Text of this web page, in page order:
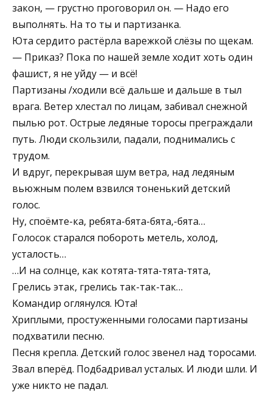
закон, — грустно проговорил он. — Надо его
выполнять. На то ты и партизанка.
Юта сердито растёрла варежкой слёзы по щекам.
— Приказ? Пока по нашей земле ходит хоть один
фашист, я не уйду — и всё!
Партизаны /ходили всё дальше и дальше в тыл
врага. Ветер хлестал по лицам, забивал снежной
пылью рот. Острые ледяные торосы преграждали
путь. Люди скользили, падали, поднимались с
трудом.
И вдруг, перекрывая шум ветра, над ледяным
вьюжным полем взвился тоненький детский
голос.
Ну, споёмте-ка, ребята-бята-бята,-бята…
Голосок старался побороть метель, холод,
усталость…
…И на солнце, как котята-тята-тята-тята,
Грелись этак, грелись так-так-так…
Командир оглянулся. Юта!
Хриплыми, простуженными голосами партизаны
подхватили песню.
Песня крепла. Детский голос звенел над торосами.
Звал вперёд. Подбадривал усталых. И люди шли. И
уже никто не падал.